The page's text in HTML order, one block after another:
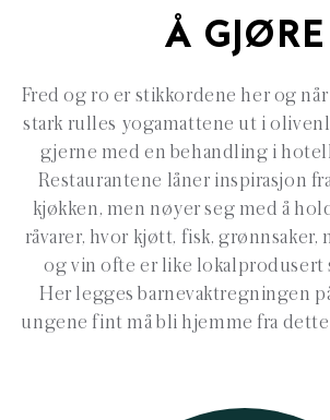
Å GJØRE
Fred og ro er stikkordene her og
stark rulles yogamattene ut i
gjerne med en behandling i
Restaurantene låner inspirasjon
kjøkken, men nøyer seg med å
råvarer, hvor kjøtt, fisk,
og vin ofte er like lokalprodusert
Her legges barnevaktregningen
ungene fint må bli hjemme fra